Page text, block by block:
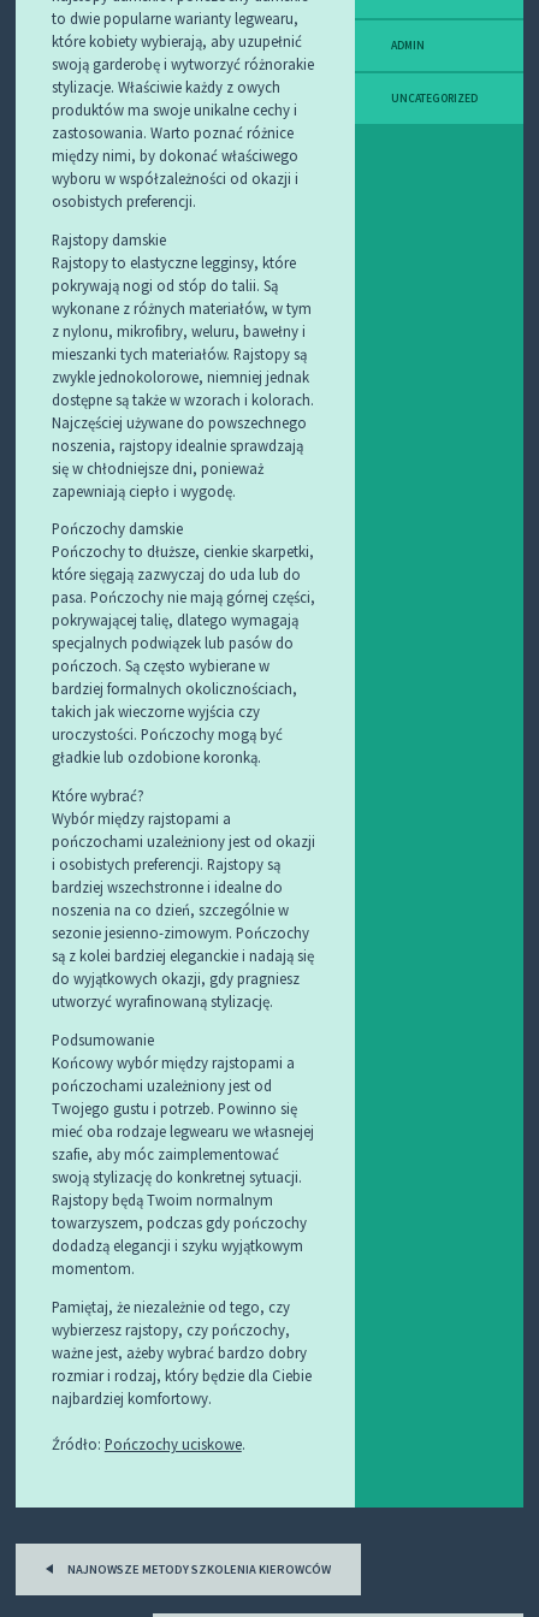
to dwie popularne warianty legwearu,
które kobiety wybierają, aby uzupełnić
swoją garderobę i wytworzyć różnorakie
stylizacje. Właściwie każdy z owych
produktów ma swoje unikalne cechy i
zastosowania. Warto poznać różnice
między nimi, by dokonać właściwego
wyboru w współzależności od okazji i
osobistych preferencji.
Rajstopy damskie
Rajstopy to elastyczne legginsy, które
pokrywają nogi od stóp do talii. Są
wykonane z różnych materiałów, w tym
z nylonu, mikrofibry, weluru, bawełny i
mieszanki tych materiałów. Rajstopy są
zwykle jednokolorowe, niemniej jednak
dostępne są także w wzorach i kolorach.
Najczęściej używane do powszechnego
noszenia, rajstopy idealnie sprawdzają
się w chłodniejsze dni, ponieważ
zapewniają ciepło i wygodę.
Pończochy damskie
Pończochy to dłuższe, cienkie skarpetki,
które sięgają zazwyczaj do uda lub do
pasa. Pończochy nie mają górnej części,
pokrywającej talię, dlatego wymagają
specjalnych podwiązek lub pasów do
pończoch. Są często wybierane w
bardziej formalnych okolicznościach,
takich jak wieczorne wyjścia czy
uroczystości. Pończochy mogą być
gładkie lub ozdobione koronką.
Które wybrać?
Wybór między rajstopami a
pończochami uzależniony jest od okazji
i osobistych preferencji. Rajstopy są
bardziej wszechstronne i idealne do
noszenia na co dzień, szczególnie w
sezonie jesienno-zimowym. Pończochy
są z kolei bardziej eleganckie i nadają się
do wyjątkowych okazji, gdy pragniesz
utworzyć wyrafinowaną stylizację.
Podsumowanie
Końcowy wybór między rajstopami a
pończochami uzależniony jest od
Twojego gustu i potrzeb. Powinno się
mieć oba rodzaje legwearu we własnejej
szafie, aby móc zaimplementować
swoją stylizację do konkretnej sytuacji.
Rajstopy będą Twoim normalnym
towarzyszem, podczas gdy pończochy
dodadzą elegancji i szyku wyjątkowym
momentom.
Pamiętaj, że niezależnie od tego, czy
wybierzesz rajstopy, czy pończochy,
ważne jest, ażeby wybrać bardzo dobry
rozmiar i rodzaj, który będzie dla Ciebie
najbardziej komfortowy.
Źródło: Pończochy uciskowe.
ADMIN
UNCATEGORIZED
Post
navigation
NAJNOWSZE METODY SZKOLENIA KIEROWCÓW